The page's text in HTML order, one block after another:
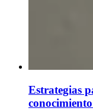
Estrategias